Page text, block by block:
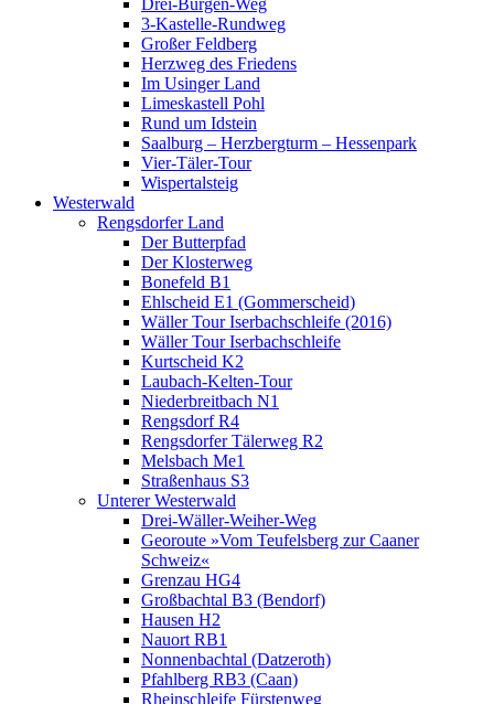
Drei-Burgen-Weg
3-Kastelle-Rundweg
Großer Feldberg
Herzweg des Friedens
Im Usinger Land
Limeskastell Pohl
Rund um Idstein
Saalburg – Herzbergturm – Hessenpark
Vier-Täler-Tour
Wispertalsteig
Westerwald
Rengsdorfer Land
Der Butterpfad
Der Klosterweg
Bonefeld B1
Ehlscheid E1 (Gommerscheid)
Wäller Tour Iserbachschleife (2016)
Wäller Tour Iserbachschleife
Kurtscheid K2
Laubach-Kelten-Tour
Niederbreitbach N1
Rengsdorf R4
Rengsdorfer Tälerweg R2
Melsbach Me1
Straßenhaus S3
Unterer Westerwald
Drei-Wäller-Weiher-Weg
Georoute »Vom Teufelsberg zur Caaner
Schweiz«
Grenzau HG4
Großbachtal B3 (Bendorf)
Hausen H2
Nauort RB1
Nonnenbachtal (Datzeroth)
Pfahlberg RB3 (Caan)
Rheinschleife Fürstenweg